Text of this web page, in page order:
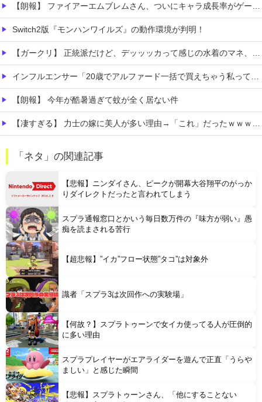
【朗報】 ファイアーエムブレムさん、ついにキャラ成長率がゲーム内で見れるようになる
Switch2版『モンハンワイルズ』の動作環境が判明！
【ガークリ】 正統派だけど、デッッッカって感じの水着のマネ、ラファエ口、セッシュウへの反応！！！
インフルエンサー「20歳でアルファード一括で買えちゃう私って素敵」
【朗報】 今年が酷暑過ぎて蚊が全く居ない件
【凄すぎる】 力士の嫁に美人が多い理由→「これ」だったｗｗｗｗｗｗｗ
Powered by livedoor 相互RSS
「ネタ」の関連記事
【悲報】ニンダイさん、ピークが開幕大谷翔平のがっか
りダイレクトだったと言われてしまう
スプラ通報窓口とかいう毎日数万件の『味方が弱い』愚
痴を読まされる苦行
【超悲報】”イカ”フロー状態”タコ”は対象外
識者「スプラ3は次回作への実験場」
【何故？】スプラトゥーンで女イカ使ってる人が圧倒的
に多い理由
スプラプレイヤーがエアライダーを遊んで正直「うらや
ましい」と感じた瞬間
【悲報】スプラトゥーンさん、「他にすることない